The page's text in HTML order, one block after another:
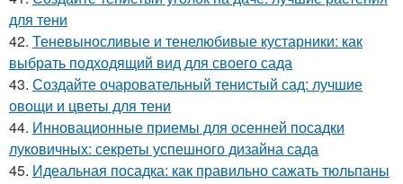
для тени
42. Теневыносливые и тенелюбивые кустарники: как
выбрать подходящий вид для своего сада
43. Создайте очаровательный тенистый сад: лучшие
овощи и цветы для тени
44. Инновационные приемы для осенней посадки
луковичных: секреты успешного дизайна сада
45. Идеальная посадка: как правильно сажать тюльпаны